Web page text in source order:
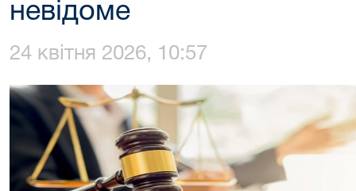
невідоме
24 квітня 2026, 10:57